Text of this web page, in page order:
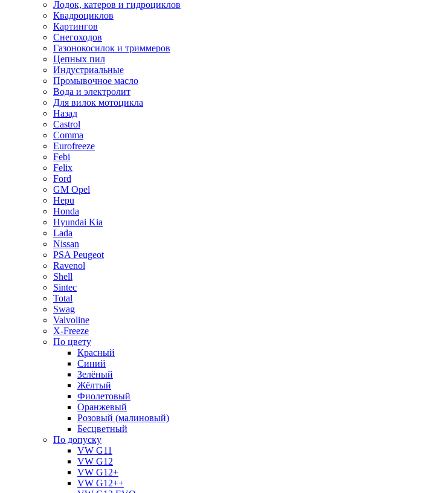
Лодок, катеров и гидроциклов
Квадроциклов
Картингов
Снегоходов
Газонокосилок и триммеров
Цепных пил
Индустриальные
Промывочное масло
Вода и электролит
Для вилок мотоцикла
Назад
Castrol
Comma
Eurofreeze
Febi
Felix
Ford
GM Opel
Hepu
Honda
Hyundai Kia
Lada
Nissan
PSA Peugeot
Ravenol
Shell
Sintec
Total
Swag
Valvoline
X-Freeze
По цвету
Красный
Синий
Зелёный
Жёлтый
Фиолетовый
Оранжевый
Розовый (малиновый)
Бесцветный
По допуску
VW G11
VW G12
VW G12+
VW G12++